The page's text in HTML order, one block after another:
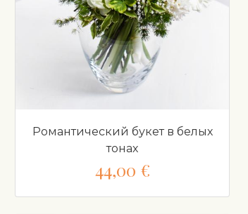
Романтический букет в белых
тонах
44,00 €